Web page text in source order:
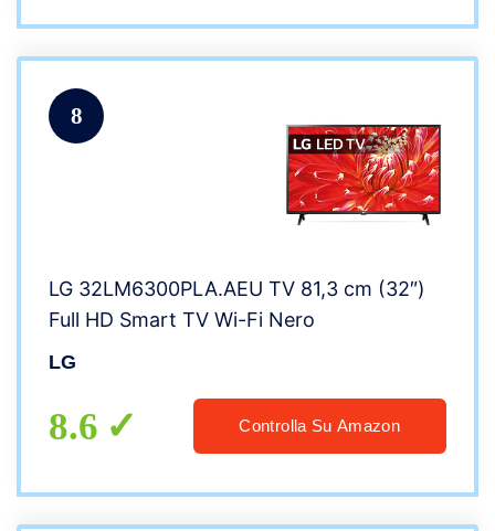
8
LG 32LM6300PLA.AEU TV 81,3 cm (32″)
Full HD Smart TV Wi-Fi Nero
LG
8.6 Controlla Su Amazon